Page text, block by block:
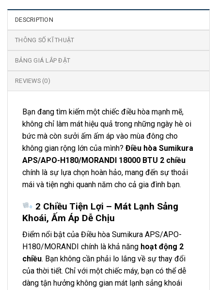
DESCRIPTION
THÔNG SỐ KĨ THUẬT
BẢNG GIÁ LẮP ĐẶT
REVIEWS (0)
Bạn đang tìm kiếm một chiếc điều hòa mạnh mẽ,
không chỉ làm mát hiệu quả trong những ngày hè oi
bức mà còn sưởi ấm ấm áp vào mùa đông cho
không gian rộng lớn của mình? Điều hòa Sumikura
APS/APO-H180/MORANDI 18000 BTU 2 chiều
chính là sự lựa chọn hoàn hảo, mang đến sự thoải
mái và tiện nghi quanh năm cho cả gia đình bạn.
2 Chiều Tiện Lợi – Mát Lạnh Sảng
Khoái, Ấm Áp Dễ Chịu
Điểm nổi bật của Điều hòa Sumikura APS/APO-
H180/MORANDI chính là khả năng hoạt động 2
chiều. Bạn không cần phải lo lắng về sự thay đổi
của thời tiết. Chỉ với một chiếc máy, bạn có thể dễ
dàng tận hưởng không gian mát lạnh sảng khoái